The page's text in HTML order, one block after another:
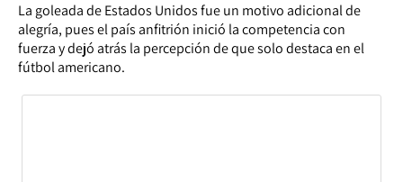
La goleada de Estados Unidos fue un motivo adicional de
alegría, pues el país anfitrión inició la competencia con
fuerza y dejó atrás la percepción de que solo destaca en el
fútbol americano.